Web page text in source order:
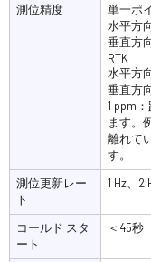
測位精度
単一ポ
水平方
垂直方
RTK
水平方
垂直方
1 ppm
ます。
離れて
す。
測位更新レー
ト
1 Hz、2
コールド スタ
ート
＜45秒